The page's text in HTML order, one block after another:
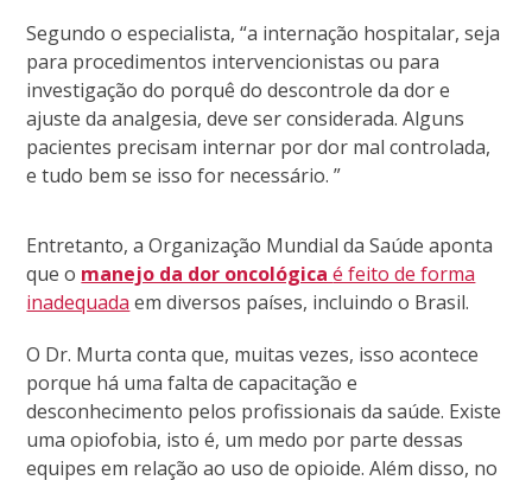
Segundo o especialista, “a internação hospitalar, seja
para procedimentos intervencionistas ou para
investigação do porquê do descontrole da dor e
ajuste da analgesia, deve ser considerada. Alguns
pacientes precisam internar por dor mal controlada,
e tudo bem se isso for necessário. ”
Entretanto, a Organização Mundial da Saúde aponta
que o manejo da dor oncológicaé feito de forma
inadequada em diversos países, incluindo o Brasil.
O Dr. Murta conta que, muitas vezes, isso acontece
porque há uma falta de capacitação e
desconhecimento pelos profissionais da saúde. Existe
uma opiofobia, isto é, um medo por parte dessas
equipes em relação ao uso de opioide. Além disso, no